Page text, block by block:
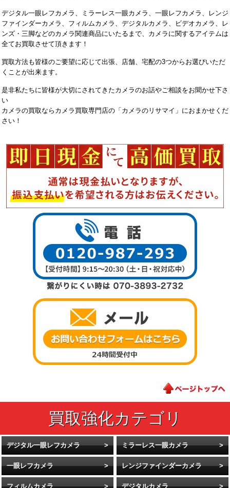
デジタル一眼レフカメラ、ミラーレス一眼カメラ、一眼レフカメラ、レンジ
ファインダーカメラ、フィルムカメラ、デジタルカメラ、ビデオカメラ、レ
ンズ・三脚などのカメラ関連商品にいたるまで、カメラに関するアイテムは
全てお買取させて頂きます！
買取方法も皆様のご要望に応じて出張、店舗、宅配の3つからお選びいただ
くことが出来ます。
是非私たちに皆様が大切にされてきたカメラのお話やご相談をお聞かせ下さ
い
カメラの買取ならカメラ買取専門店の「カメラのリサマイ」におまかせくだ
さい！
デジタル一眼レフカメラ ミラーレス一眼カメラ
一眼レフカメラ レンジファインダーカメラ
フィルムカメラ デジタルカメラ